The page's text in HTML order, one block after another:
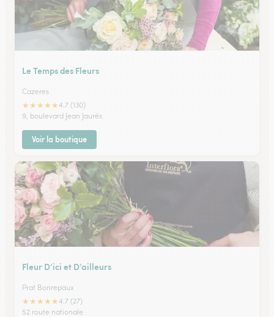
Le Temps des Fleurs
Cazeres
★★★★★4.7 (130)
9, boulevard Jean Jaurés
Voir la boutique
Fleur D’ici et D’ailleurs
Prat Bonrepaux
★★★★★4.7 (27)
52 route nationale